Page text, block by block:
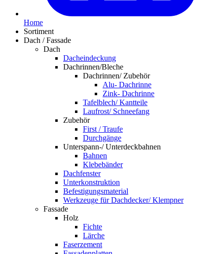
Home
Sortiment
Dach / Fassade
Dach
Dacheindeckung
Dachrinnen/Bleche
Dachrinnen/ Zubehör
Alu- Dachrinne
Zink- Dachrinne
Tafelblech/ Kantteile
Laufrost/ Schneefang
Zubehör
First / Traufe
Durchgänge
Unterspann-/ Unterdeckbahnen
Bahnen
Klebebänder
Dachfenster
Unterkonstruktion
Befestigungsmaterial
Werkzeuge für Dachdecker/ Klempner
Fassade
Holz
Fichte
Lärche
Faserzement